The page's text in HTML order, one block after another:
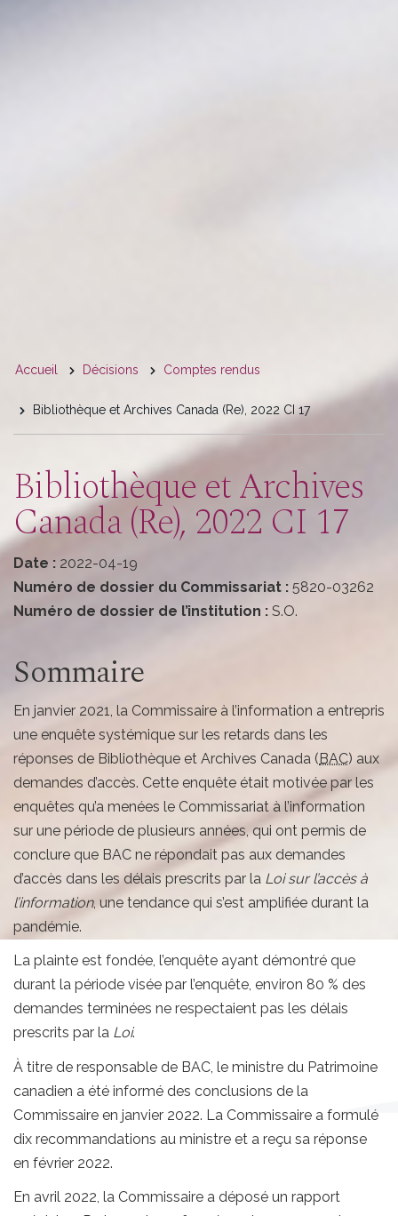
You
are
here
Accueil Décisions Comptes rendus
Bibliothèque et Archives Canada (Re), 2022 CI 17
Bibliothèque et Archives
Canada (Re), 2022 CI 17
Date : 2022-04-19
Numéro de dossier du Commissariat : 5820-03262
Numéro de dossier de l’institution : S.O.
Sommaire
En janvier 2021, la Commissaire à l’information a entrepris
une enquête systémique sur les retards dans les
réponses de Bibliothèque et Archives Canada (BAC) aux
demandes d’accès. Cette enquête était motivée par les
enquêtes qu’a menées le Commissariat à l’information
sur une période de plusieurs années, qui ont permis de
conclure que BAC ne répondait pas aux demandes
d’accès dans les délais prescrits par la Loi sur l’accès à
l’information, une tendance qui s’est amplifiée durant la
pandémie.
La plainte est fondée, l’enquête ayant démontré que
durant la période visée par l’enquête, environ 80 % des
demandes terminées ne respectaient pas les délais
prescrits par la Loi.
À titre de responsable de BAC, le ministre du Patrimoine
canadien a été informé des conclusions de la
Commissaire en janvier 2022. La Commissaire a formulé
dix recommandations au ministre et a reçu sa réponse
en février 2022.
En avril 2022, la Commissaire a déposé un rapport